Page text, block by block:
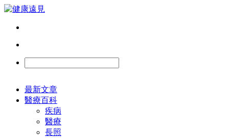
最新文章
醫療百科
疾病
醫療
長照